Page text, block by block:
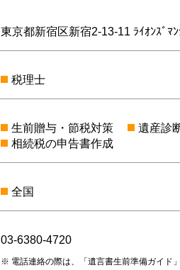
東京都新宿区新宿2-13-11 ﾗｲｵﾝｽﾞﾏ
税理士
生前贈与・節税対策 遺産診
相続税の申告書作成
全国
03-6380-4720
電話連絡の際は、「遺言書生前準備ガイド